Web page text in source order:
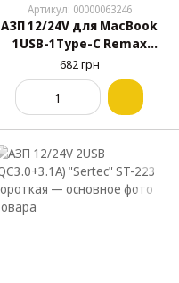
Артикул: 00000063246
АЗП 12/24V для MacBook
1USB-1Type-C Remax
RCC326 PD 100W + QC3.0
(синий)
682 грн